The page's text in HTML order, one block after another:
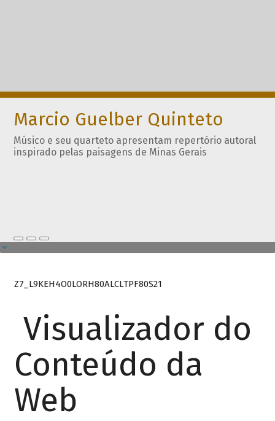
Marcio Guelber Quinteto
Músico e seu quarteto apresentam repertório autoral
inspirado pelas paisagens de Minas Gerais
Z7_L9KEH4O0LORH80ALCLTPF80S21
Visualizador do
Conteúdo da
Web